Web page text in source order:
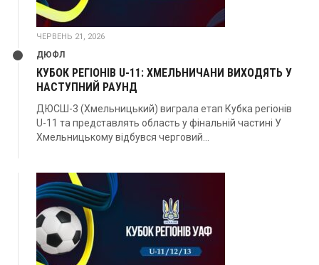
ЧЕРВЕНЬ 21, 2026
ДЮФЛ
КУБОК РЕГІОНІВ U-11: ХМЕЛЬНИЧАНИ ВИХОДЯТЬ У
НАСТУПНИЙ РАУНД
ДЮСШ-3 (Хмельницький) виграла етап Кубка регіонів
U-11 та представлять область у фінальній частині У
Хмельницькому відбувся черговий...